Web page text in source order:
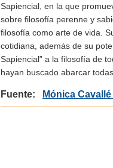
Sapiencial, en la que
sobre filosofía perenne y
filosofía como arte de vida.
cotidiana, además de su
Sapiencial” a la filosofía de
hayan buscado abarcar
Fuente: Mónica